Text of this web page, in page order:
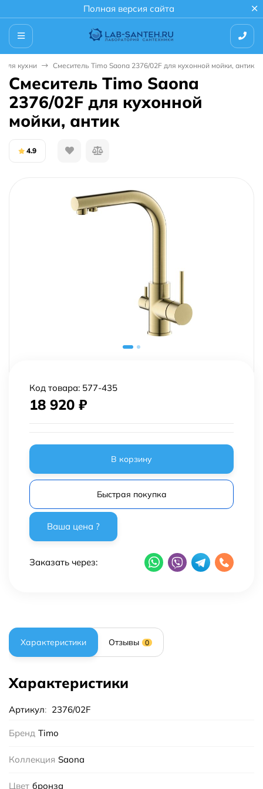
Полная версия сайта
для кухни Смеситель Timo Saona 2376/02F для кухонной мойки, антик
Смеситель Timo Saona
2376/02F для кухонной
мойки, антик
4.9
Код товара: 577-435
18 920 ₽
В корзину
Быстрая покупка
Заказать через:
Характеристики Отзывы 0
Характеристики
Артикул: 2376/02F
Бренд Timo
Коллекция Saona
Цвет бронза